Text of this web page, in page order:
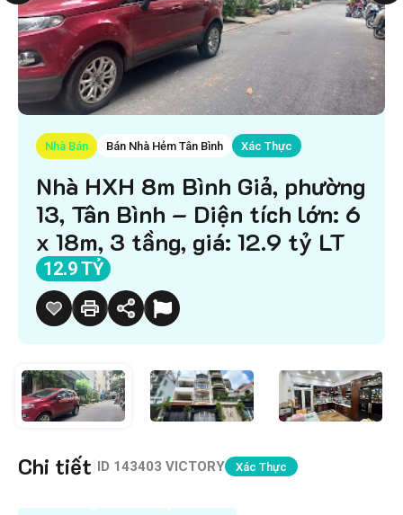
Nhà Bán Bán Nhà Hẻm Tân Bình Xác Thực
Nhà HXH 8m Bình Giả, phường
13, Tân Bình – Diện tích lớn: 6
x 18m, 3 tầng, giá: 12.9 tỷ LT
12.9 TỶ
Chi tiết ID 143403 VICTORY Xác Thực